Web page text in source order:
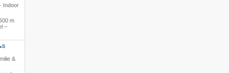
Indoor
m
–
S
&